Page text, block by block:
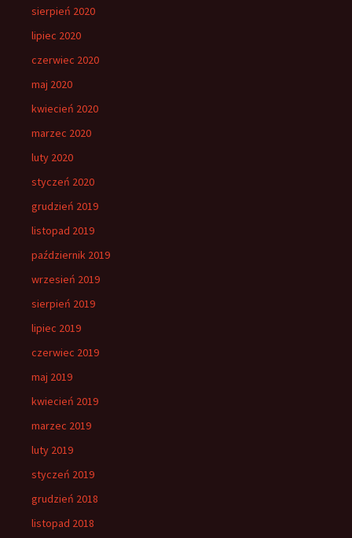
sierpień 2020
lipiec 2020
czerwiec 2020
maj 2020
kwiecień 2020
marzec 2020
luty 2020
styczeń 2020
grudzień 2019
listopad 2019
październik 2019
wrzesień 2019
sierpień 2019
lipiec 2019
czerwiec 2019
maj 2019
kwiecień 2019
marzec 2019
luty 2019
styczeń 2019
grudzień 2018
listopad 2018